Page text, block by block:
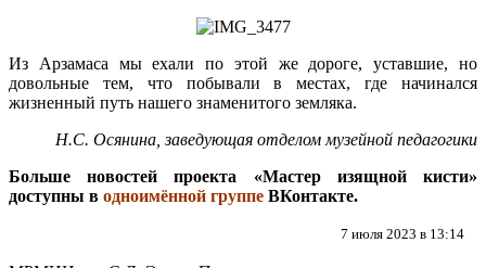
Из Арзамаса мы ехали по этой же дороге, уставшие, но
довольные тем, что побывали в местах, где начинался
жизненный путь нашего знаменитого земляка.
Н.С. Осянина, заведующая отделом музейной педагогики
Больше новостей проекта «Мастер изящной кисти»
доступны в одноимённой группе ВКонтакте.
7 июля 2023 в 13:14